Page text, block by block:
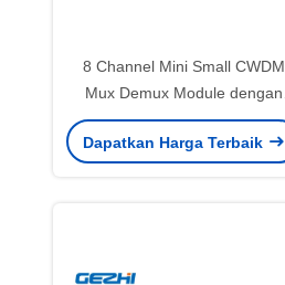
8 Channel Mini Small CWDM
Mux Demux Module dengan
Ultra-Low Insertion Loss dan
Desain Kompak
Dapatkan Harga Terbaik